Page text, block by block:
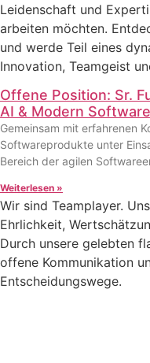
Leidenschaft und
arbeiten möchten.
und werde Teil eines
Innovation, Teamgeist
Offene Position: Sr.
AI & Modern
Gemeinsam mit erfahrenen
Softwareprodukte unter
Bereich der agilen
Weiterlesen »
Wir sind Teamplayer.
Ehrlichkeit,
Durch unsere gelebten
offene Kommunikation
Entscheidungs­wege.